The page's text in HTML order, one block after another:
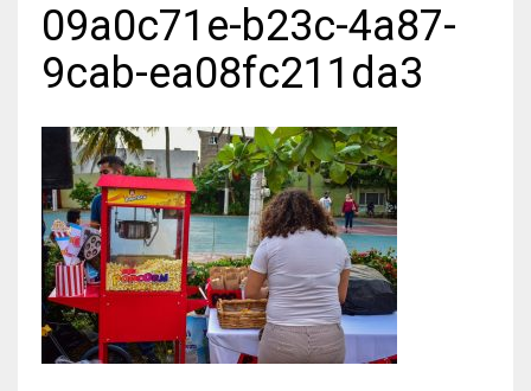
09a0c71e-b23c-4a87-
9cab-ea08fc211da3